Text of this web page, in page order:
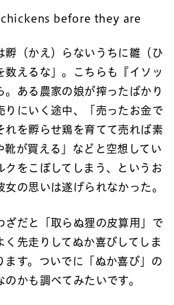
before they are
孵（かえ）らないうちに雛（ひ
数えるな」。こちらも『イソッ
。ある農家の娘が搾ったばかり
りにいく途中、「売ったお金で
れを孵らせ鶏を育てて売れば素
靴が買える」などと空想してい
クをこぼしてしまう、というお
女の思いは遂げられなかった。
ざだと「取らぬ狸の皮算用」で
く先走りしてぬか喜びしてしま
ます。ついでに「ぬか喜び」の
のかも調べてみたいです。